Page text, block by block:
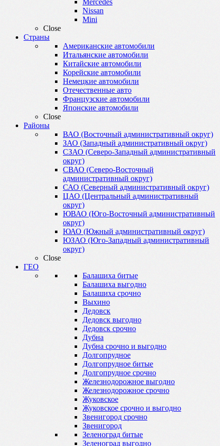
Mercedes
Nissan
Mini
Close
Страны
Американские автомобили
Итальянские автомобили
Китайские автомобили
Корейские автомобили
Немецкие автомобили
Отечественные авто
Французские автомобили
Японские автомобили
Close
Районы
ВАО (Восточный административный округ)
ЗАО (Западный административный округ)
СЗАО (Северо-Западный административный
округ)
СВАО (Северо-Восточный
административный округ)
САО (Северный административный округ)
ЦАО (Центральный административный
округ)
ЮВАО (Юго-Восточный административный
округ)
ЮАО (Южный административный округ)
ЮЗАО (Юго-Западный административный
округ)
Close
ГЕО
Балашиха битые
Балашиха выгодно
Балашиха срочно
Выхино
Дедовск
Дедовск выгодно
Дедовск срочно
Дубна
Дубна срочно и выгодно
Долгопрудное
Долгопрудное битые
Долгопрудное срочно
Железнодорожное выгодно
Железнодорожное срочно
Жуковское
Жуковское срочно и выгодно
Звенигород срочно
Звенигород
Зеленоград битые
Зеленоград выгодно